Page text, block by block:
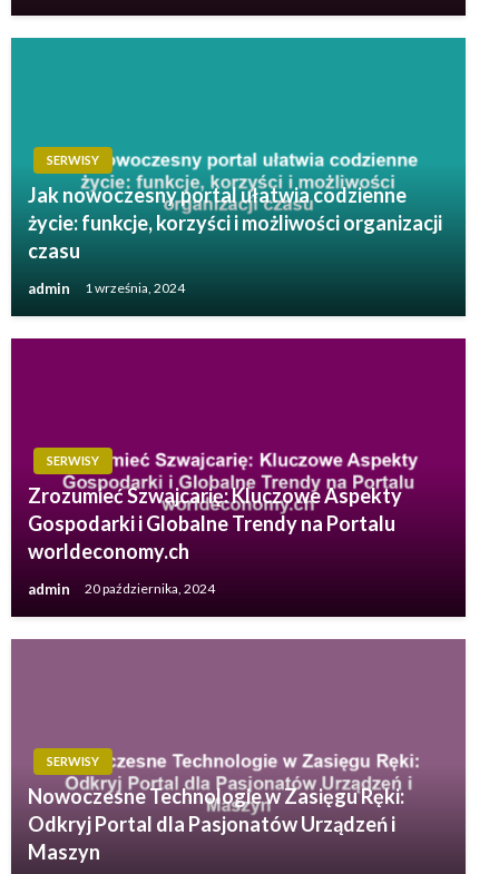
SERWISY
Jak nowoczesny portal ułatwia codzienne
życie: funkcje, korzyści i możliwości organizacji
czasu
admin 1 września, 2024
SERWISY
Zrozumieć Szwajcarię: Kluczowe Aspekty
Gospodarki i Globalne Trendy na Portalu
worldeconomy.ch
admin 20 października, 2024
SERWISY
Nowoczesne Technologie w Zasięgu Ręki:
Odkryj Portal dla Pasjonatów Urządzeń i
Maszyn